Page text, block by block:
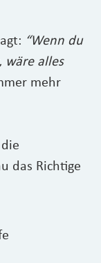
“Wenn du
wäre alles
mehr
das Richtige